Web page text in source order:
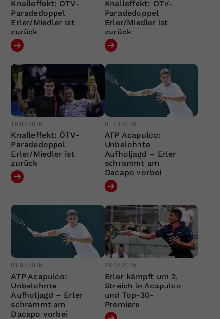
Knalleffekt: ÖTV-
Paradedoppel
Erler/Miedler ist
zurück
Knalleffekt: ÖTV-
Paradedoppel
Erler/Miedler ist
zurück
16.03.2026
Knalleffekt: ÖTV-
Paradedoppel
Erler/Miedler ist
zurück
01.03.2026
ATP Acapulco:
Unbelohnte
Aufholjagd – Erler
schrammt am
Dacapo vorbei
01.03.2026
ATP Acapulco:
Unbelohnte
Aufholjagd – Erler
schrammt am
Dacapo vorbei
28.02.2026
Erler kämpft um 2.
Streich in Acapulco
und Top-30-
Premiere